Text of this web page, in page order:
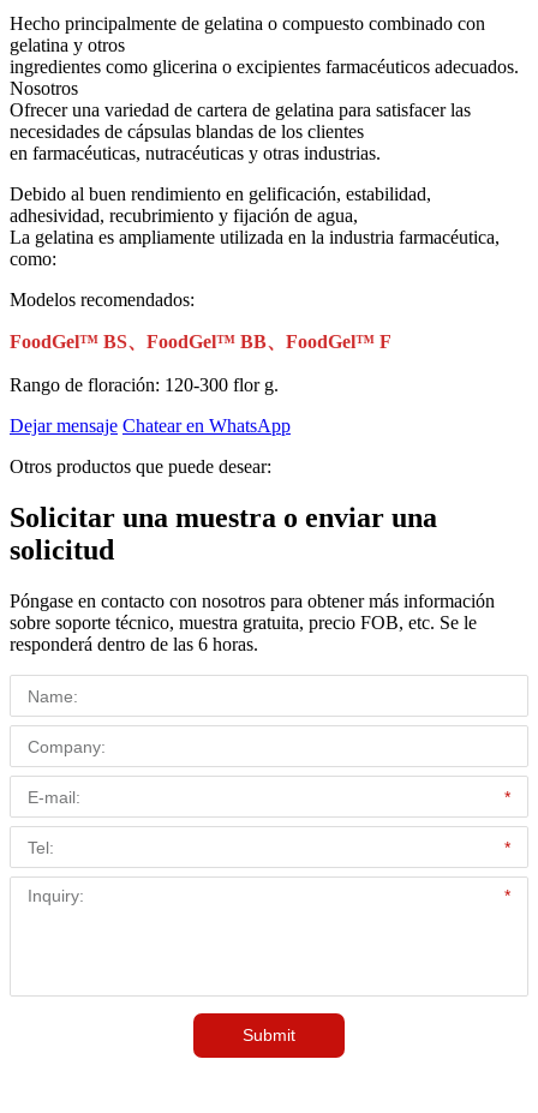
Hecho principalmente de gelatina o compuesto combinado con
gelatina y otros
ingredientes como glicerina o excipientes farmacéuticos adecuados.
Nosotros
Ofrecer una variedad de cartera de gelatina para satisfacer las
necesidades de cápsulas blandas de los clientes
en farmacéuticas, nutracéuticas y otras industrias.
Debido al buen rendimiento en gelificación, estabilidad,
adhesividad, recubrimiento y fijación de agua,
La gelatina es ampliamente utilizada en la industria farmacéutica,
como:
Modelos recomendados:
FoodGel™ BS、FoodGel™ BB、FoodGel™ F
Rango de floración: 120-300 flor g.
Dejar mensaje Chatear en WhatsApp
Otros productos que puede desear:
Solicitar una muestra o enviar una
solicitud
Póngase en contacto con nosotros para obtener más información
sobre soporte técnico, muestra gratuita, precio FOB, etc. Se le
responderá dentro de las 6 horas.